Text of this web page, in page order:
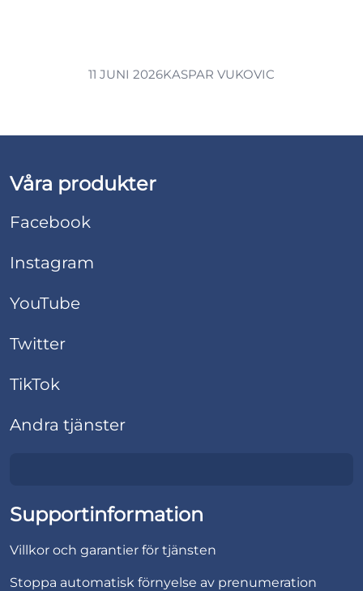
11 JUNI 2026KASPAR VUKOVIC
Våra produkter
Facebook
Instagram
YouTube
Twitter
TikTok
Andra tjänster
Supportinformation
Villkor och garantier för tjänsten
Stoppa automatisk förnyelse av prenumeration